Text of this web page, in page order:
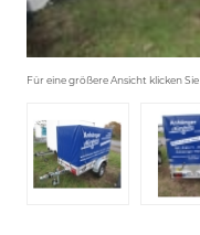
Für eine größere Ansicht klicken